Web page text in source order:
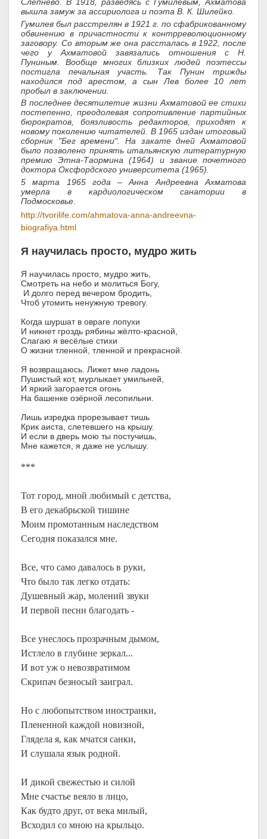
вышла замуж за ассириолога и поэта В. К. Шилейко.
Гумилев был расстрелян в 1921 г. по сфабрикованному
обвинению в причастности к контрреволюционному
заговору. Со вторым же она рассталась в 1922, после
чего у Ахматовой завязались отношения с Н.
Пуниным. Вообще многих близких людей поэтессы
постигла печальная участь. Так Пунин трижды
находился под арестом, а сын Лев более 10 лет
пробыл в заключении.
В последнее десятилетие жизни Ахматовой ее стихи
постепенно, преодолевая сопротивление партийных
бюрократов, боязливость редакторов, приходят к
новому поколению читателей. В 1965 издан итоговый
сборник "Бег времени". На закате дней Ахматовой
было позволено принять итальянскую литературную
премию Этна-Таормина (1964) и звание почетного
доктора Оксфордского университета (1965).
5 марта 1965 года – Анна Андреевна Ахматова
умерла в кардиологическом санатории в
Подмосковье.
http://tvorilife.com/ahmatova-anna-andreevna-
biografiya.html
Я научилась просто, мудро жить
Я научилась просто, мудро жить,
Смотреть на небо и молиться Богу,
И долго перед вечером бродить,
Чтоб утомить ненужную тревогу.
Когда шуршат в овраге лопухи
И никнет гроздь рябины жёлто-красной,
Слагаю я весёлые стихи
О жизни тленной, тленной и прекрасной.
Я возвращаюсь. Лижет мне ладонь
Пушистый кот, мурлыкает умильней,
И яркий загорается огонь
На башенке озёрной лесопильни.
Лишь изредка прорезывает тишь
Крик аиста, слетевшего на крышу.
И если в дверь мою ты постучишь,
Мне кажется, я даже не услышу.
***
Тот город, мной любимый с детства,
В его декабрьской тишине
Моим промотанным наследством
Сегодня показался мне.
Все, что само давалось в руки,
Что было так легко отдать:
Душевный жар, молений звуки
И первой песни благодать -
Все унеслось прозрачным дымом,
Истлело в глубине зеркал...
И вот уж о невозвратимом
Скрипач безносый заиграл.
Но с любопытством иностранки,
Плененной каждой новизной,
Глядела я, как мчатся санки,
И слушала язык родной.
И дикой свежестью и силой
Мне счастье веяло в лицо,
Как будто друг, от века милый,
Всходил со мною на крыльцо.